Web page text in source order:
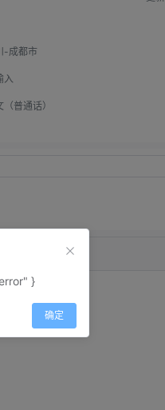
-成都市
入
（普通话）
}
确定